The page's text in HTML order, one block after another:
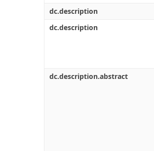
dc.description
dc.description
dc.description.abstract